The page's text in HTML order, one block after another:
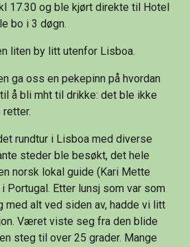
17.30 og ble kjørt direkte til Hotel
bo i 3 døgn.
liten by litt utenfor Lisboa.
ga oss en pekepinn på hvordan
å bli mht til drikke: det ble ikke
rundtur i Lisboa med diverse
steder ble besøkt, det hele
norsk lokal guide (Kari Mette
Portugal. Etter lunsj som var som
med alt ved siden av, hadde vi litt
Været viste seg fra den blide
steg til over 25 grader. Mange